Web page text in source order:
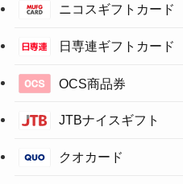
ニコスギフトカード
日専連ギフトカード
OCS商品券
JTBナイスギフト
クオカード